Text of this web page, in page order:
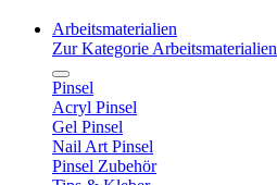
Arbeitsmaterialien
Zur Kategorie Arbeitsmaterialien
Pinsel
Acryl Pinsel
Gel Pinsel
Nail Art Pinsel
Pinsel Zubehör